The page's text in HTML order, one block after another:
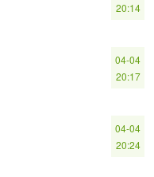
20:14
04-04
20:17
04-04
20:24